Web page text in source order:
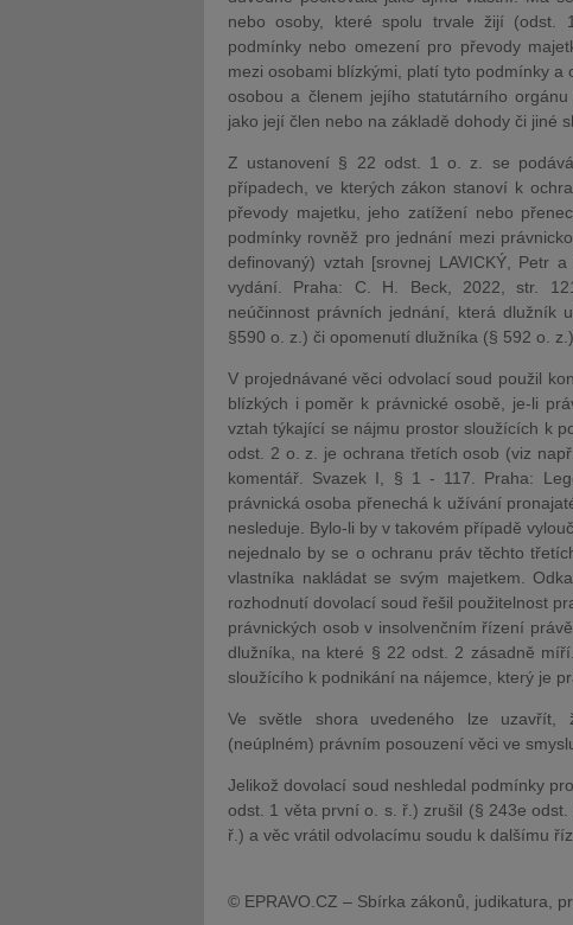
nebo osoby, které spolu trvale žijí (odst.
podmínky nebo omezení pro převody
mezi osobami blízkými, platí tyto podmínky
osobou a členem jejího statutárního
jako její člen nebo na základě dohody či jiné
Z ustanovení § 22 odst. 1 o. z. se
případech, ve kterých zákon stanoví k
převody majetku, jeho zatížení nebo
podmínky rovněž pro jednání mezi
definovaný) vztah [srovnej LAVICKÝ, Petr
vydání. Praha: C. H. Beck, 2022, str.
neúčinnost právních jednání, která dlužník
§590 o. z.) či opomenutí dlužníka (§ 592 o. z.).
V projednávané věci odvolací soud použil
blízkých i poměr k právnické osobě, je-li
vztah týkající se nájmu prostor sloužících k
odst. 2 o. z. je ochrana třetích osob (viz
komentář. Svazek I, § 1 - 117. Praha:
právnická osoba přenechá k užívání
nesleduje. Bylo-li by v takovém případě
nejednalo by se o ochranu práv těchto
vlastníka nakládat se svým majetkem.
rozhodnutí dovolací soud řešil použitelnost
právnických osob v insolvenčním řízení
dlužníka, na které § 22 odst. 2 zásadně
sloužícího k podnikání na nájemce, který je
Ve světle shora uvedeného lze uzavřít,
(neúplném) právním posouzení věci ve
Jelikož dovolací soud neshledal podmínky
odst. 1 věta první o. s. ř.) zrušil (§ 243e
ř.) a věc vrátil odvolacímu soudu k dalšímu
© EPRAVO.CZ – Sbírka zákonů, judikatura,